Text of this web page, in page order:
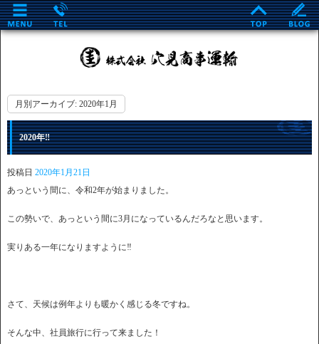
月別アーカイブ: 2020年1月
2020年‼
投稿日 2020年1月21日
あっという間に、令和2年が始まりました。
この勢いで、あっという間に3月になっているんだろなと思います。
実りある一年になりますように‼
さて、天候は例年よりも暖かく感じる冬ですね。
そんな中、社員旅行に行って来ました！